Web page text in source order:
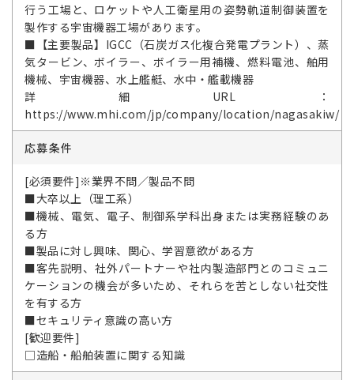
行う工場と、ロケットや人工衛星用の姿勢軌道制御装置を
製作する宇宙機器工場があります。
■【主要製品】IGCC（石炭ガス化複合発電プラント）、蒸
気タービン、ボイラー、ボイラー用補機、燃料電池、舶用
機械、宇宙機器、水上艦艇、水中・艦載機器
詳細URL：
https://www.mhi.com/jp/company/location/nagasakiw/
応募条件
[必須要件]※業界不問／製品不問
■大卒以上（理工系）
■機械、電気、電子、制御系学科出身または実務経験のあ
る方
■製品に対し興味、関心、学習意欲がある方
■客先説明、社外パートナーや社内製造部門とのコミュニ
ケーションの機会が多いため、それらを苦としない社交性
を有する方
■セキュリティ意識の高い方
[歓迎要件]
□造船・船舶装置に関する知識